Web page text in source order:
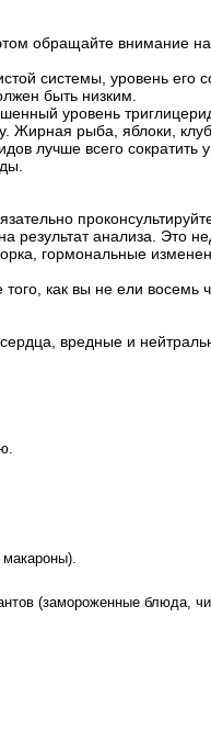
обращайте внимание
системы, уровень его
быть низким.
уровень
Жирная рыба, яблоки,
всего сократить
результат анализа.
гормональные
как вы не ели восемь
вредные и
макароны).
(замороженные блюда,